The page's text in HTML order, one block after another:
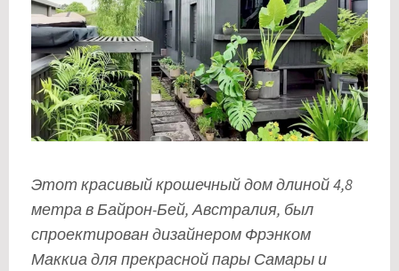
Этот красивый крошечный дом длиной 4,8
метра в Байрон-Бей, Австралия, был
спроектирован дизайнером Фрэнком
Маккиа для прекрасной пары Самары и